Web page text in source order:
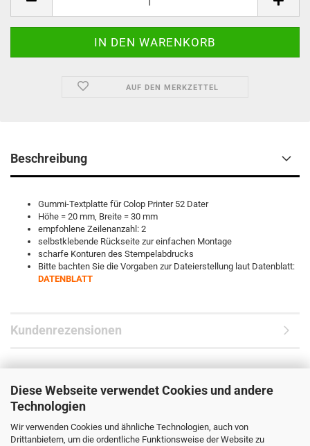
Diese Webseite verwendet Cookies und andere
Technologien
Wir verwenden Cookies und ähnliche Technologien, auch von
Drittanbietern, um die ordentliche Funktionsweise der Website zu
AUF DEN MERKZETTEL
Beschreibung
Gummi-Textplatte für Colop Printer 52 Dater
Höhe = 20 mm, Breite = 30 mm
empfohlene Zeilenanzahl: 2
selbstklebende Rückseite zur einfachen Montage
scharfe Konturen des Stempelabdrucks
Bitte bachten Sie die Vorgaben zur Dateierstellung laut Datenblatt:
DATENBLATT
Kundenrezensionen